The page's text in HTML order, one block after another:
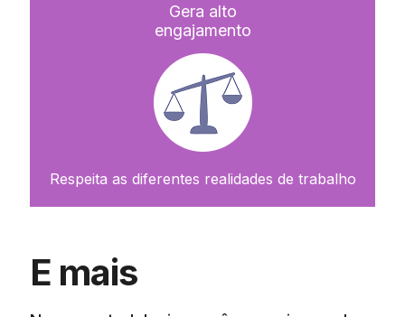
Gera alto
engajamento
Respeita as diferentes realidades de trabalho
E mais